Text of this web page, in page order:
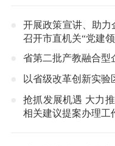
开展政策宣讲、助力
召开市直机关“党建
省第二批产教融合型
以省级改革创新实
抢抓发展机遇 大力
相关建议提案办理工